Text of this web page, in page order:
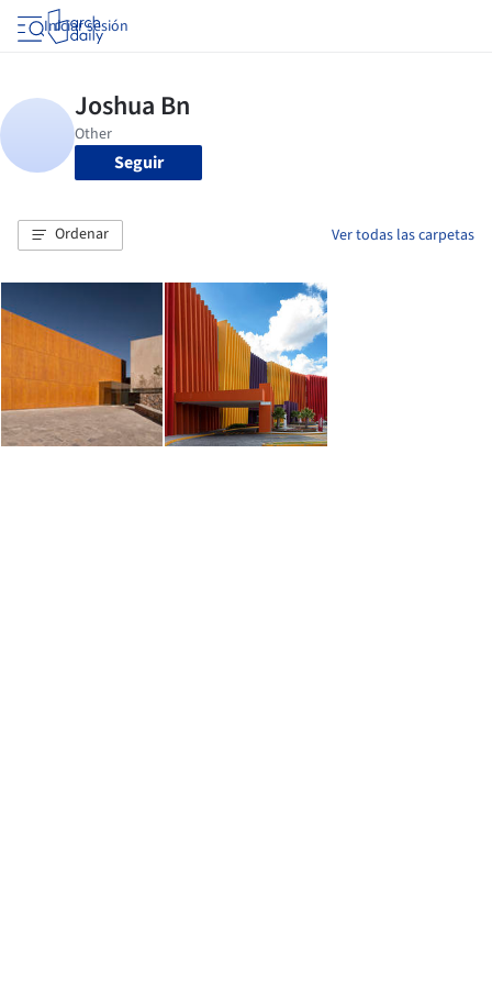
Iniciar sesión
Seguir
Ordenar Ver todas las carpetas